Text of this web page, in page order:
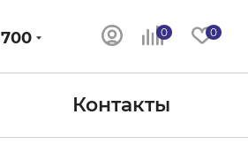
0 0
Контакты